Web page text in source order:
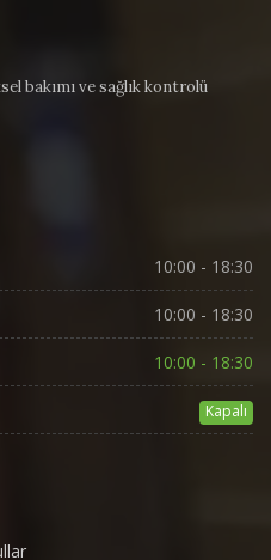
bakımı ve sağlık kontrolü
10:00 - 18:30
10:00 - 18:30
10:00 - 18:30
Kapalı